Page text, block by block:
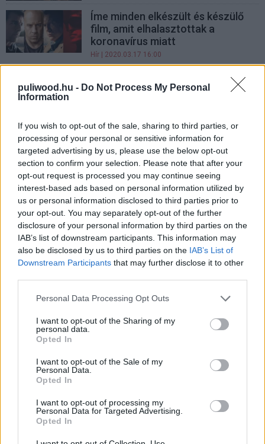
puliwood.hu - Do Not Process My Personal
Information
If you wish to opt-out of the sale, sharing to third parties, or
processing of your personal or sensitive information for
targeted advertising by us, please use the below opt-out
section to confirm your selection. Please note that after your
opt-out request is processed you may continue seeing
interest-based ads based on personal information utilized by
us or personal information disclosed to third parties prior to
your opt-out. You may separately opt-out of the further
disclosure of your personal information by third parties on the
IAB’s list of downstream participants. This information may
also be disclosed by us to third parties on the IAB’s List of
Downstream Participants that may further disclose it to other
Please note that this website/app uses one or more Google
not limited to your visit or usage behaviour. You may click to
grant or deny consent to Google and its third-party tags to
use your data for below specified purposes in below Google
consent section.
Personal Data Processing Opt Outs
I want to opt-out of the Sharing of my
personal data.
Opted In
I want to opt-out of the Sale of my
Personal Data.
Opted In
I want to opt-out of processing my
Personal Data for Targeted Advertising.
Opted In
Íme minden elkészült és készülő
film, amit elhalasztottak a
koronavírus miatt
Hír | 2020.03.17 16:00
Elhalasztották a Mulan és Az új
mutánsok bemutatóját is a
Megérkezett Az új mutánsok
második szinkronizált előzetese
Új mutánsok - még idén elvégzik
az újraforgatási munkálatokat
| 2019.06.01 08:00
Csúszik az Avatar 2 és az Új
mutánsok
Eldőlt: az Új mutánsok látható lesz
| 2019.04.05 18:00
tudja, mi van a filmmel
Fiatalabb Farkas, Kevin Feige, Új
mutánsok, Gambit - a Fox